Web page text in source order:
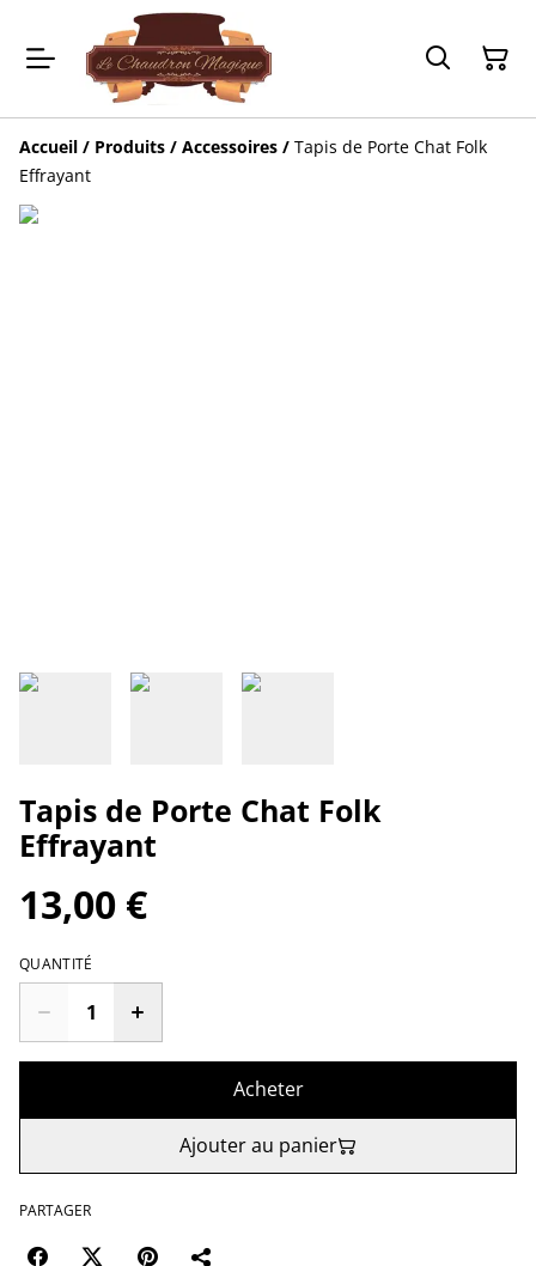
Accueil / Produits / Accessoires / Tapis de Porte Chat Folk
Effrayant
Tapis de Porte Chat Folk
Effrayant
13,00 €
QUANTITÉ
Acheter
Ajouter au panier
PARTAGER